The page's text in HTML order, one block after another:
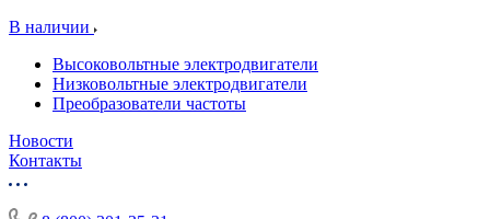
В наличии
Высоковольтные электродвигатели
Низковольтные электродвигатели
Преобразователи частоты
Новости
Контакты